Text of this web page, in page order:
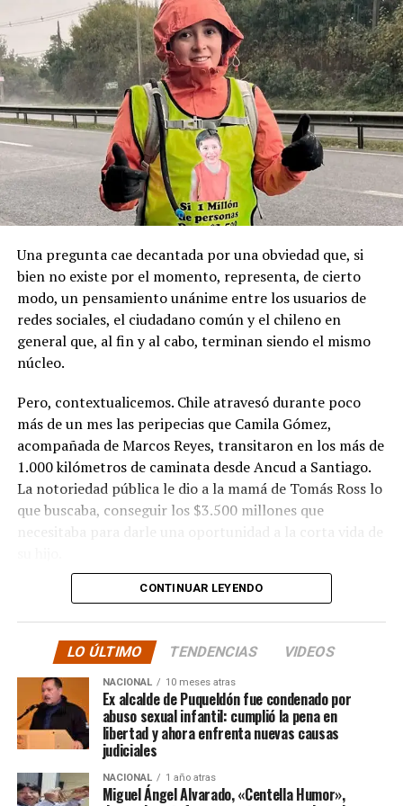
autoridad y mantenía vínculos con sectores políticos
locales, principalmente de derecha.
Pese a la gravedad a la gravedad de los hechos, no se
registraron declaraciones públicas de su partido ni
sanciones políticas posteriores.
permanente y se haga justicia con esta posesión
geopolítica que es tan importante”.
Recordemos que el 21 de Septiembre de 1883 se produjo
la Toma de Posesión del Estrecho de Magallanes, donde
el capitán Juan Guillermos y 23 tripulantes a bordo de la
Goleta de Guerra Ancud de la Armada tomaron posesión
de estas tierras patagónicas donde izaron la bandera
nacional declarando este territorio como parte de Chile.
Una pregunta cae decantada por una obviedad que, si
bien no existe por el momento, representa, de cierto
modo, un pensamiento unánime entre los usuarios de
redes sociales, el ciudadano común y el chileno en
general que, al fin y al cabo, terminan siendo el mismo
núcleo.
Pero, contextualicemos. Chile atravesó durante poco
más de un mes las peripecias que Camila Gómez,
acompañada de Marcos Reyes, transitaron en los más de
1.000 kilómetros de caminata desde Ancud a Santiago.
La notoriedad pública le dio a la mamá de Tomás Ross lo
que buscaba, conseguir los $3.500 millones que
necesitaba para darle una oportunidad a la corta vida de
La solidaridad y empatía de los chilenos en cada paso
sino que se superó con creces. De hecho, el último
cómputo dado a conocer reveló la suma total de
$3.689.545.200.
Según Camila Gómez, el excedente de casi $200
millones sería destinadopara los costos médicos
asociados al suministro del Elevidys «porque los 3.500
millonessolo incluye el frasco del fármaco y no los
CONTINUAR LEYENDO
LO ÚLTIMO TENDENCIAS VIDEOS
NACIONAL 10 meses atras
Ex alcalde de Puqueldón fue condenado por
abuso sexual infantil: cumplió la pena en
libertad y ahora enfrenta nuevas causas
judiciales
NACIONAL 1 año atras
Miguel Ángel Alvarado, «Centella Humor»,